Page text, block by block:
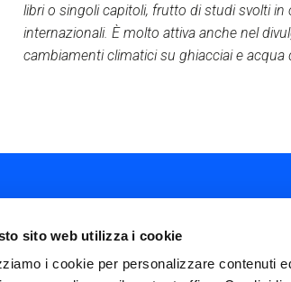
sito web utilizza i cookie
i cookie per personalizzare contenuti
libri o singoli capitoli, frutto di studi svolti
internazionali. È molto attiva anche nel
cambiamenti climatici su ghiacciai e acqua